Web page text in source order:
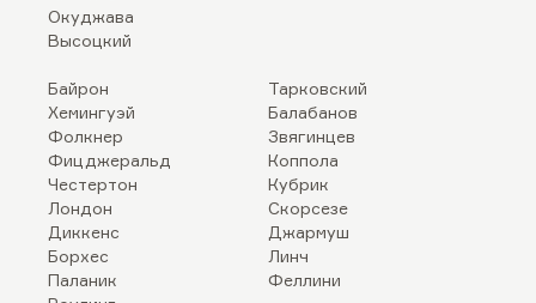
Окуджава
Высоцкий
Байрон
Хемингуэй
Фолкнер
Фицджеральд
Честертон
Лондон
Диккенс
Борхес
Паланик
Тарковский
Балабанов
Звягинцев
Коппола
Кубрик
Скорсезе
Джармуш
Линч
Феллини